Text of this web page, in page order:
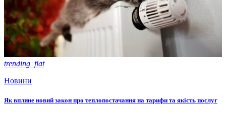
trending_flat
Новини
Як вплине новий закон про теплопостачання на тарифи та якість послуг